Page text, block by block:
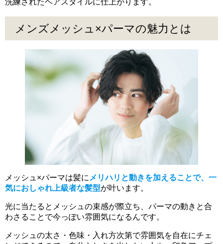
メンズメッシュ×パーマの魅力とは
メッシュ×パーマは髪に メリハリと動きを加えることで、一
気におしゃれ上級者な髪型が叶います。
光に当たるとメッシュの束感が際立ち、パーマの動きと合
わさることで今っぽい雰囲気になるんです。
メッシュの太さ・色味・入れ方次第で雰囲気を自在にチェ